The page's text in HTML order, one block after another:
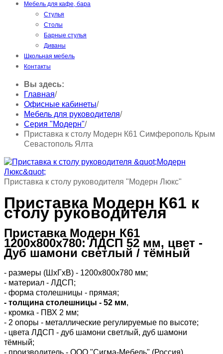
Мебель для кафе, бара
Стулья
Столы
Барные стулья
Диваны
Школьная мебель
Контакты
Вы здесь:
Главная/
Офисные кабинеты/
Мебель для руководителя/
Серия "Модерн"/
Приставка к столу Модерн К61 Симферополь Крым
Севастополь Ялта
Приставка к столу руководителя "Модерн Люкс"
Приставка Модерн К61 к
столу руководителя
Приставка Модерн К61
1200x800x780: ЛДСП 52 мм, цвет -
Дуб шамони светлый / тёмный
- размеры (ШхГхВ) - 1200x800x780 мм;
- материал - ЛДСП;
- форма столешницы - прямая;
- толщина столешницы - 52 мм,
- кромка - ПВХ 2 мм;
- 2 опоры - металлические регулируемые по высоте;
- цвета ЛДСП - дуб шамони светлый, дуб шамони
тёмный;
- производитель - ООО "Сигма-Мебель" (Россия).